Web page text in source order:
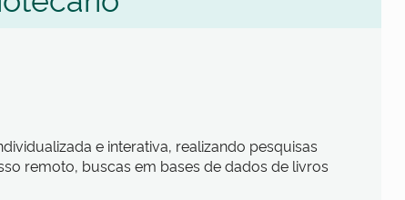
e interativa, realizando pesquisas
remoto, buscas em bases de dados de livros